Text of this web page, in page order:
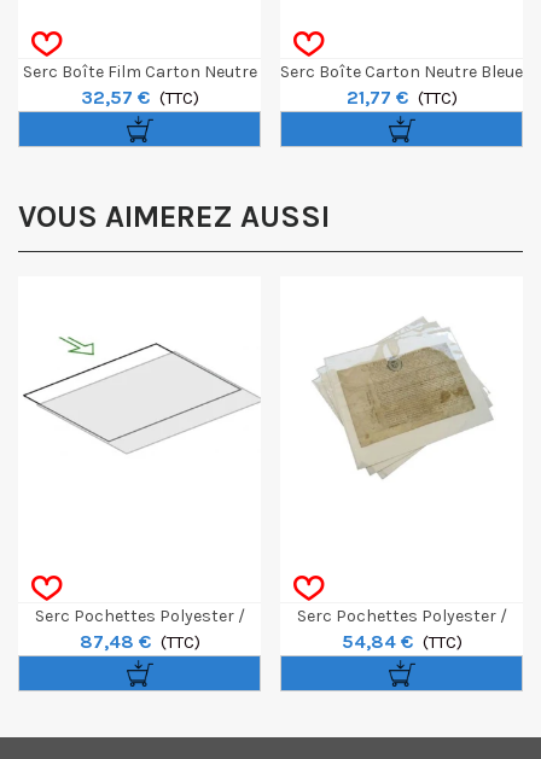
Serc Boîte Film Carton Neutre
Noire BN45N 4x5' (sans Acide)
32,57 € (TTC)
Serc Boîte Carton Neutre Bleue
BCP11 10x15 (sans Acide)
17x12cm
21,77 € (TTC)
VOUS AIMEREZ AUSSI
Serc Pochettes Polyester /
Ouverture Grand Côté 29,7x42
25P
87,48 € (TTC)
Serc Pochettes Polyester /
Ouverture Grand Côté 18x24
25P
54,84 € (TTC)